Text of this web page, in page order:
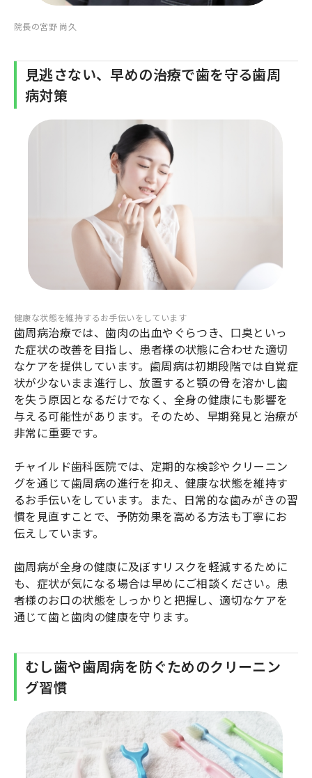
院長の宮野 尚久
見逃さない、早めの治療で歯を守る歯周
病対策
健康な状態を維持するお手伝いをしています
歯周病治療では、歯肉の出血やぐらつき、口臭といっ
た症状の改善を目指し、患者様の状態に合わせた適切
なケアを提供しています。歯周病は初期段階では自覚症
状が少ないまま進行し、放置すると顎の骨を溶かし歯
を失う原因となるだけでなく、全身の健康にも影響を
与える可能性があります。そのため、早期発見と治療が
非常に重要です。
チャイルド歯科医院では、定期的な検診やクリーニン
グを通じて歯周病の進行を抑え、健康な状態を維持す
るお手伝いをしています。また、日常的な歯みがきの習
慣を見直すことで、予防効果を高める方法も丁寧にお
伝えしています。
歯周病が全身の健康に及ぼすリスクを軽減するために
も、症状が気になる場合は早めにご相談ください。患
者様のお口の状態をしっかりと把握し、適切なケアを
通じて歯と歯肉の健康を守ります。
むし歯や歯周病を防ぐためのクリーニン
グ習慣